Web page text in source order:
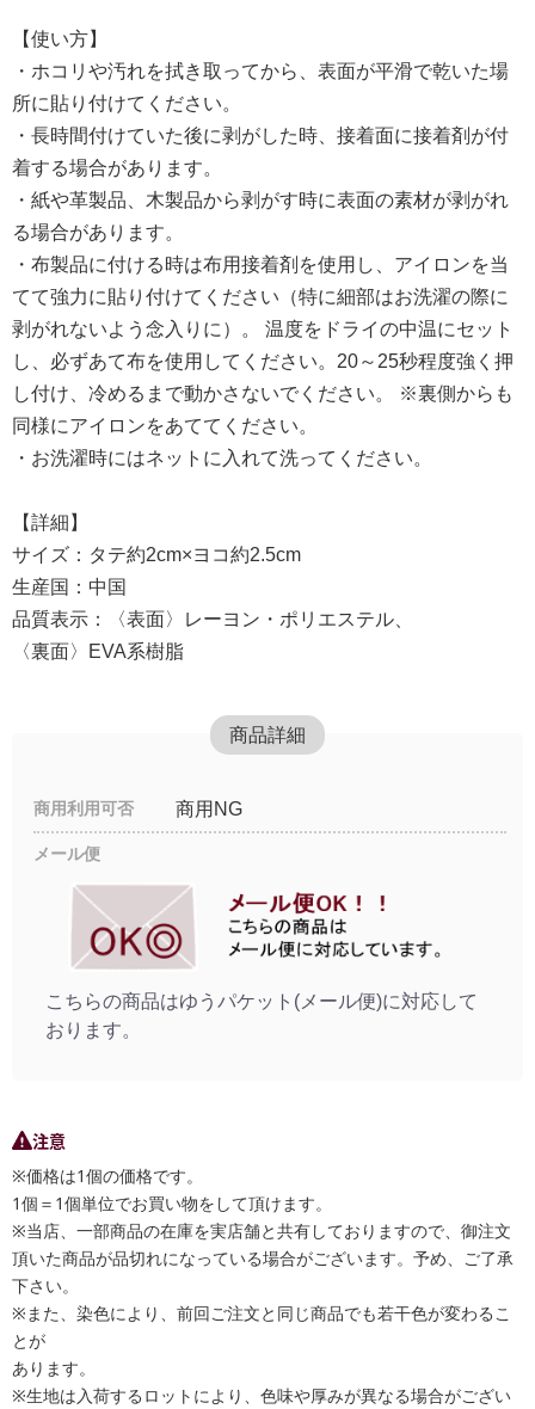
【使い方】
・ホコリや汚れを拭き取ってから、表面が平滑で乾いた場
所に貼り付けてください。
・長時間付けていた後に剥がした時、接着面に接着剤が付
着する場合があります。
・紙や革製品、木製品から剥がす時に表面の素材が剥がれ
る場合があります。
・布製品に付ける時は布用接着剤を使用し、アイロンを当
てて強力に貼り付けてください（特に細部はお洗濯の際に
剥がれないよう念入りに）。 温度をドライの中温にセット
し、必ずあて布を使用してください。20～25秒程度強く押
し付け、冷めるまで動かさないでください。 ※裏側からも
同様にアイロンをあててください。
・お洗濯時にはネットに入れて洗ってください。
【詳細】
サイズ：タテ約2cm×ヨコ約2.5cm
生産国：中国
品質表示：〈表面〉レーヨン・ポリエステル、
〈裏面〉EVA系樹脂
商品詳細
商用利用可否 商用NG
メール便
こちらの商品はゆうパケット(メール便)に対応して
おります。
注意
※価格は1個の価格です。
1個＝1個単位でお買い物をして頂けます。
※当店、一部商品の在庫を実店舗と共有しておりますので、御注文
頂いた商品が品切れになっている場合がございます。予め、ご了承
下さい。
※また、染色により、前回ご注文と同じ商品でも若干色が変わるこ
とが
あります。
※生地は入荷するロットにより、色味や厚みが異なる場合がござい